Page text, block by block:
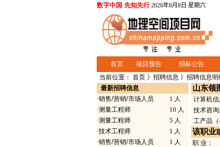
数字中国 先知先行 2026年8月8日 星期六
首页 项目预告 招标公告
当前位置： 首页 》 招聘信息 》招聘信息明
最新招聘信息
·销售/营销/市场人员
1 人
·测量工程师
10 人
·测量工程师
5 人
·技术工程师
1 人
·销售/营销/市场人员
1 人
山东领
计算机
技术咨
工产品
该职业
职 业：